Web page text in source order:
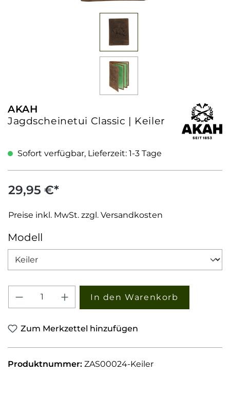
AKAH
Jagdscheinetui Classic | Keiler
29,95 €*
Preise inkl. MwSt. zzgl. Versandkosten
Sofort verfügbar, Lieferzeit: 1-3 Tage
Modell
Produkt Anzahl: Gib den
In den Warenkorb
Zum Merkzettel hinzufügen
Produktnummer: ZAS00024-Keiler